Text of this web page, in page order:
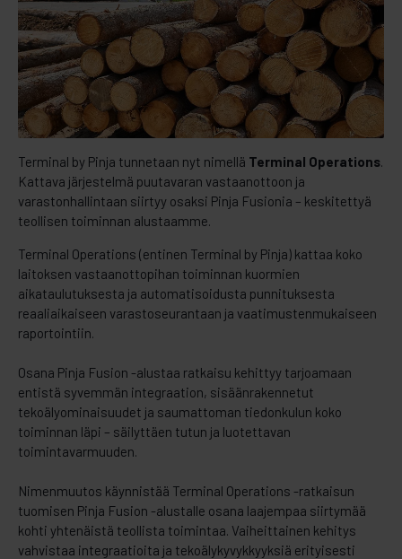
Terminal by Pinja tunnetaan nyt nimellä Terminal Operations.
Kattava järjestelmä puutavaran vastaanottoon ja
varastonhallintaan siirtyy osaksi Pinja Fusionia – keskitettyä
teollisen toiminnan alustaamme.
Terminal Operations (entinen Terminal by Pinja) kattaa koko
laitoksen vastaanottopihan toiminnan kuormien
aikataulutuksesta ja automatisoidusta punnituksesta
reaaliaikaiseen varastoseurantaan ja vaatimustenmukaiseen
raportointiin.
Osana Pinja Fusion -alustaa ratkaisu kehittyy tarjoamaan
entistä syvemmän integraation, sisäänrakennetut
tekoälyominaisuudet ja saumattoman tiedonkulun koko
toiminnan läpi – säilyttäen tutun ja luotettavan
toimintavarmuuden.
Nimenmuutos käynnistää Terminal Operations -ratkaisun
tuomisen Pinja Fusion -alustalle osana laajempaa siirtymää
kohti yhtenäistä teollista toimintaa. Vaiheittainen kehitys
vahvistaa integraatioita ja tekoälykyvykkyyksiä erityisesti